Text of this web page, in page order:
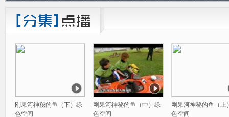
刚果河神秘的鱼（下）绿
色空间
刚果河神秘的鱼（中）绿
色空间
刚果河神秘的鱼（上
色空间